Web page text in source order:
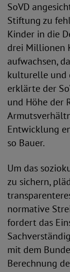
SoVD
Stiftung zu
Kinder in die
drei Millionen
aufwachsen,
kulturelle und
erklärte der
und Höhe der
Entwicklung
so Bauer.
Um das
zu sichern,
normative
fordert das
mit dem
Berechnung